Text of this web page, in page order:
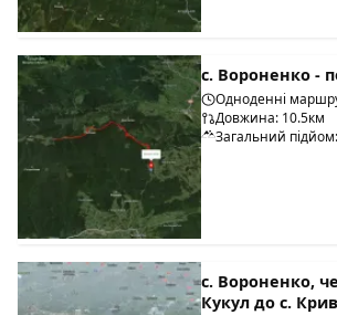
с. Вороненко -
Одноденні
Довжина: 10.5км
Загальний
с. Вороненко,
Кукул до с.